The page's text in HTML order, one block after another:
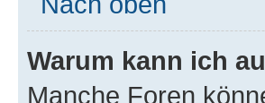
Warum kann ich
Manche Foren